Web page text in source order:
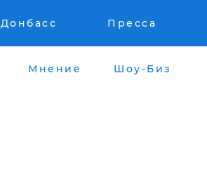
Донбасс Пресса
Мнение Шоу-Биз